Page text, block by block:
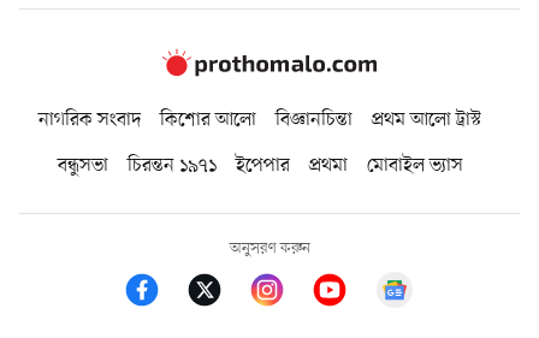
নাগরিক সংবাদ কিশোর আলো বিজ্ঞানচিন্তা
প্রথম আলো ট্রাস্ট
বন্ধুসভা
চিরন্তন ১৯৭১ ইপেপার প্রথমা মোবাইল ভ্যাস
অনুসরণ করুন